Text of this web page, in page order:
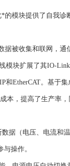
的模块提供了自我诊
被收集和联网，通
模块扩展了其IO-
EtherCAT。基于集
本，提高了生产率
据（电压、电流和
操作。